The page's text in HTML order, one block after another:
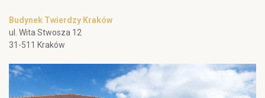
Budynek Twierdzy Kraków
ul. Wita Stwosza 12
31-511 Kraków